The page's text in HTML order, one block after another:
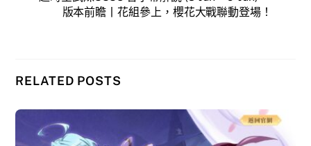
版本前瞻丨花組參上，櫻花大戰聯動登場！
RELATED POSTS